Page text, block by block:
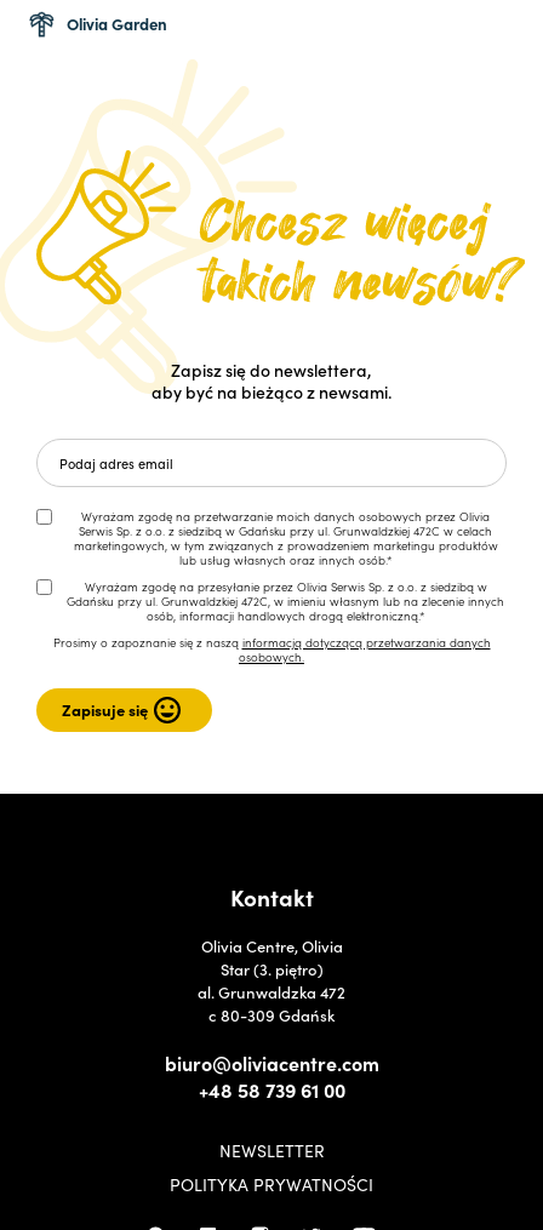
Olivia Garden
Zapisz się do newslettera,
aby być na bieżąco z newsami.
Wyrażam zgodę na przetwarzanie moich danych osobowych przez Olivia
Serwis Sp. z o.o. z siedzibą w Gdańsku przy ul. Grunwaldzkiej 472C w celach
marketingowych, w tym związanych z prowadzeniem marketingu produktów
lub usług własnych oraz innych osób.*
Wyrażam zgodę na przesyłanie przez Olivia Serwis Sp. z o.o. z siedzibą w
Gdańsku przy ul. Grunwaldzkiej 472C, w imieniu własnym lub na zlecenie innych
osób, informacji handlowych drogą elektroniczną.*
Prosimy o zapoznanie się z naszą informacją dotyczącą przetwarzania danych
osobowych.
Kontakt
Olivia Centre, Olivia
Star (3. piętro)
al. Grunwaldzka 472
c 80-309 Gdańsk
biuro@oliviacentre.com
+48 58 739 61 00
NEWSLETTER
POLITYKA PRYWATNOŚCI